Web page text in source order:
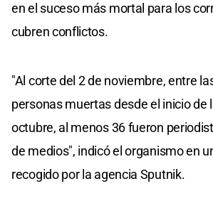
en el suceso más mortal para los
cubren conflictos.
"Al corte del 2 de noviembre, entre
personas muertas desde el inicio de
octubre, al menos 36 fueron
de medios", indicó el organismo en
recogido por la agencia Sputnik.